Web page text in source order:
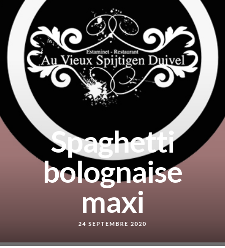
Spaghetti
bolognaise
maxi
24 SEPTEMBRE 2020